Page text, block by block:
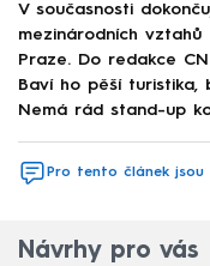
V současnosti
mezinárodních vztahů
Praze. Do redakce
Baví ho pěší turistika,
Nemá rád stand-up
Pro tento článek
Návrhy pro vás